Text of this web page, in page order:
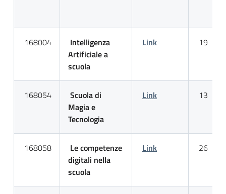
168004
Intelligenza
Artificiale a
scuola
Link 19
168054
Scuola di
Magia e
Tecnologia
Link 13
168058
Le competenze
digitali nella
scuola
Link 26